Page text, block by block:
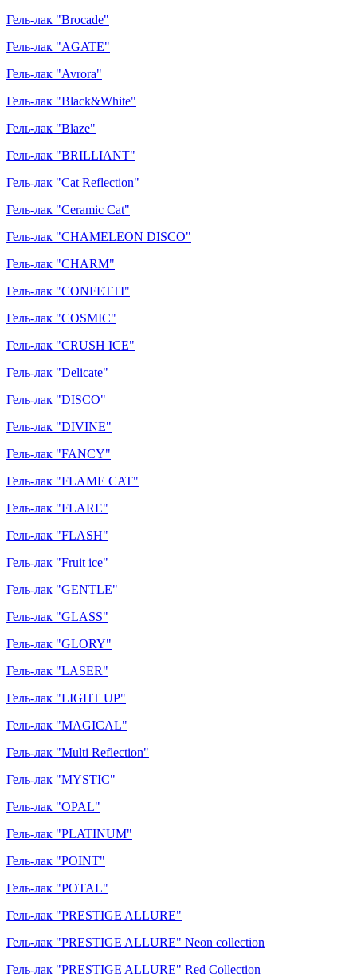
Гель-лак "Brocade"
Гель-лак "AGATE"
Гель-лак "Avrora"
Гель-лак "Black&White"
Гель-лак "Blaze"
Гель-лак "BRILLIANT"
Гель-лак "Cat Reflection"
Гель-лак "Ceramic Cat"
Гель-лак "CHAMELEON DISCO"
Гель-лак "CHARM"
Гель-лак "CONFETTI"
Гель-лак "COSMIC"
Гель-лак "CRUSH ICE"
Гель-лак "Delicate"
Гель-лак "DISCO"
Гель-лак "DIVINE"
Гель-лак "FANCY"
Гель-лак "FLAME CAT"
Гель-лак "FLARE"
Гель-лак "FLASH"
Гель-лак "Fruit ice"
Гель-лак "GENTLE"
Гель-лак "GLASS"
Гель-лак "GLORY"
Гель-лак "LASER"
Гель-лак "LIGHT UP"
Гель-лак "MAGICAL"
Гель-лак "Multi Reflection"
Гель-лак "MYSTIC"
Гель-лак "OPAL"
Гель-лак "PLATINUM"
Гель-лак "POINT"
Гель-лак "POTAL"
Гель-лак "PRESTIGE ALLURE"
Гель-лак "PRESTIGE ALLURE" Neon collection
Гель-лак "PRESTIGE ALLURE" Red Collection